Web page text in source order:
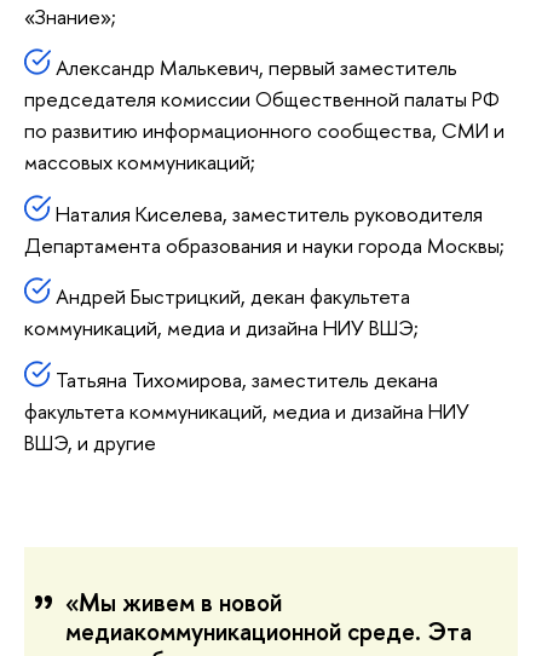
«Знание»;
Александр Малькевич, первый заместитель
председателя комиссии Общественной палаты РФ
по развитию информационного сообщества, СМИ и
массовых коммуникаций;
Наталия Киселева, заместитель руководителя
Департамента образования и науки города Москвы;
Андрей Быстрицкий, декан факультета
коммуникаций, медиа и дизайна НИУ ВШЭ;
Татьяна Тихомирова, заместитель декана
факультета коммуникаций, медиа и дизайна НИУ
ВШЭ, и другие
«Мы живем в новой
медиакоммуникационной среде. Эта